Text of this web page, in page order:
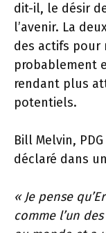
dit-il, le désir
l’avenir. La
des actifs pour
probablement
rendant plus
potentiels.
Bill Melvin,
déclaré dans
« Je pense
comme l’un